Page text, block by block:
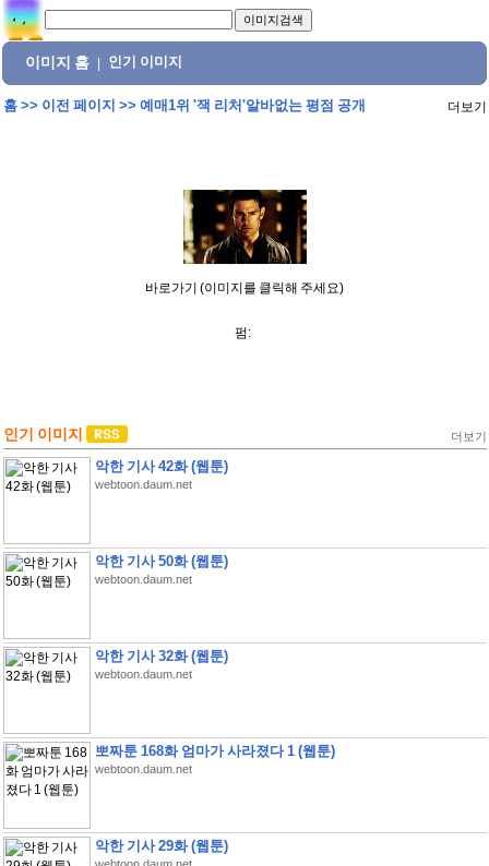
이미지 홈 인기 이미지
홈>> 이전 페이지 >> 예매1위 '잭 리처'알바없는 평점 공개 더보기
바로가기 (이미지를 클릭해 주세요)
펌:
인기 이미지 더보기
악한 기사 42화 (웹툰)
webtoon.daum.net
악한 기사 50화 (웹툰)
webtoon.daum.net
악한 기사 32화 (웹툰)
webtoon.daum.net
뽀짜툰 168화 엄마가 사라졌다 1 (웹툰)
webtoon.daum.net
악한 기사 29화 (웹툰)